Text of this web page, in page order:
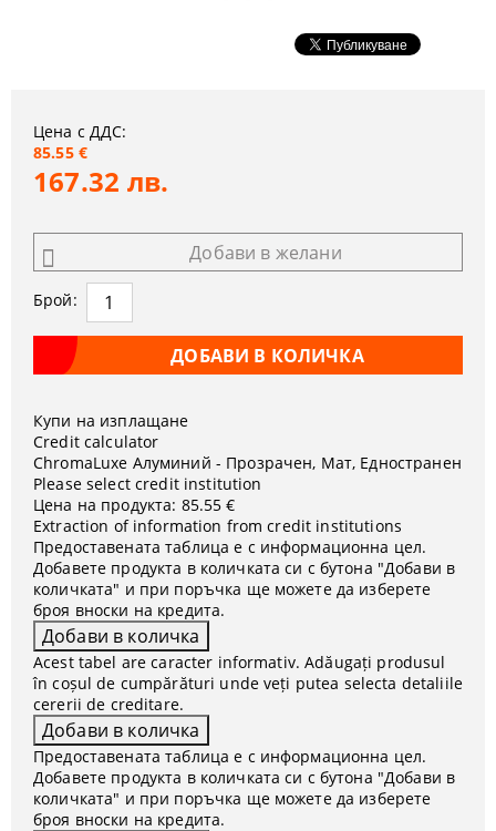
Цена с ДДС:
85.55 €
167.32 лв.
Добави в желани
Брой:
Купи на изплащане
Credit calculator
ChromaLuxe Алуминий - Прозрачен, Мат, Едностранен
Please select credit institution
Цена на продукта: 85.55 €
Extraction of information from credit institutions
Предоставената таблица е с информационна цел.
Добавете продукта в количката си с бутона "Добави в
количката" и при поръчка ще можете да изберете
броя вноски на кредита.
Acest tabel are caracter informativ. Adăugați produsul
în coșul de cumpărături unde veți putea selecta detaliile
cererii de creditare.
Предоставената таблица е с информационна цел.
Добавете продукта в количката си с бутона "Добави в
количката" и при поръчка ще можете да изберете
броя вноски на кредита.